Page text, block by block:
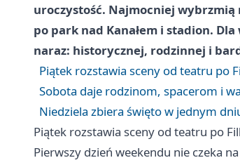
uroczystość. Najmocniej wybrzmią
po park nad Kanałem i stadion.
naraz: historycznej, rodzinnej i
Piątek rozstawia sceny od teatru po
Sobota daje rodzinom, spacerom i
Niedziela zbiera święto w jednym
Piątek rozstawia sceny od teatru po
Pierwszy dzień weekendu nie czeka